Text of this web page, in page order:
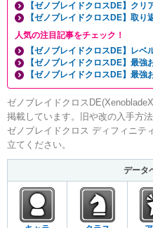
【ゼノブレイドクロスDE】クリ
【ゼノブレイドクロスDE】取り
人気の注目記事をチェック！
【ゼノブレイドクロスDE】レベ
【ゼノブレイドクロスDE】最強
【ゼノブレイドクロスDE】最強
ゼノブレイドクロス
掲載しています。旧や改の入手方
ゼノブレイドクロス ディフィニテ
立てください。
データ